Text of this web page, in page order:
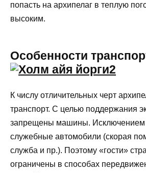
попасть на архипелаг в теплую
высоким.
Особенности
К числу отличительных черт
транспорт. С целью поддержания
запрещены машины. Исключением
служебные автомобили (скорая
служба и пр.). Поэтому «гости»
ограничены в способах